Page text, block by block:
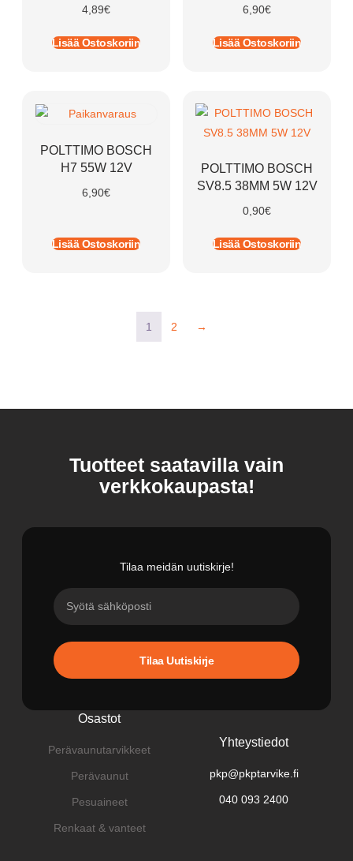
4,89€
Lisää Ostoskoriin
6,90€
Lisää Ostoskoriin
POLTTIMO BOSCH
H7 55W 12V
6,90€
Lisää Ostoskoriin
POLTTIMO BOSCH
SV8.5 38MM 5W 12V
0,90€
Lisää Ostoskoriin
1 2 →
Tuotteet saatavilla vain
verkkokaupasta!
Tilaa meidän uutiskirje!
Tilaa Uutiskirje
Osastot
Perävaunutarvikkeet
Perävaunut
Pesuaineet
Renkaat & vanteet
Yhteystiedot
pkp@pkptarvike.fi
040 093 2400